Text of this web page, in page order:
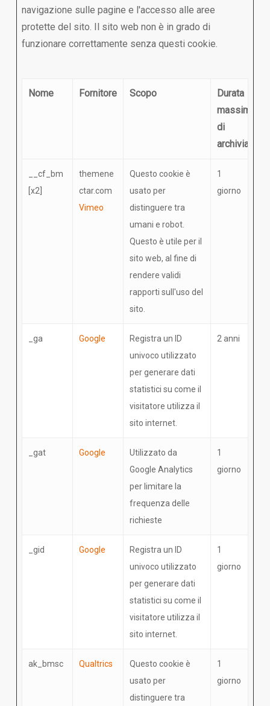
navigazione sulle pagine e l'accesso alle aree
protette del sito. Il sito web non è in grado di
funzionare correttamente senza questi cookie.
Nome Fornitore Scopo
Durata
massima
di
__cf_bm
[x2]
themene
ctar.com
Vimeo
Questo cookie è
usato per
distinguere tra
umani e robot.
Questo è utile per il
sito web, al fine di
rendere validi
rapporti sull'uso del
sito.
1
giorno
_ga Google
Registra un ID
univoco utilizzato
per generare dati
statistici su come il
visitatore utilizza il
sito internet.
2 anni
_gat Google
Utilizzato da
Google Analytics
per limitare la
frequenza delle
richieste
1
giorno
_gid Google
Registra un ID
univoco utilizzato
per generare dati
statistici su come il
visitatore utilizza il
sito internet.
1
giorno
ak_bmsc Qualtrics
Questo cookie è
usato per
distinguere tra
1
giorno